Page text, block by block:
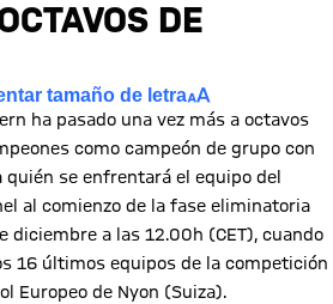
DE
tamaño de letra
ha pasado una vez más a octavos
como campeón de grupo con
se enfrentará el equipo del
al comienzo de la fase eliminatoria
diciembre a las 12.00h (CET), cuando
16 últimos equipos de la competición
Europeo de Nyon (Suiza).